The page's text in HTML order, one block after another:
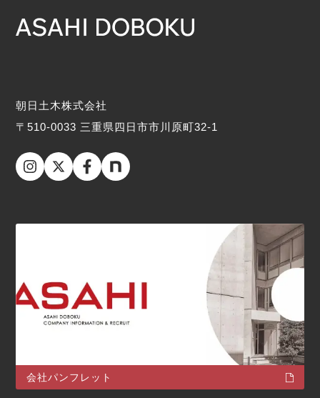
朝日土木株式会社
〒510-0033 三重県四日市市川原町32-1
会社パンフレット